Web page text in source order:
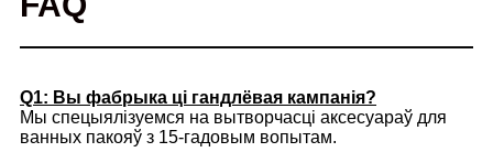
Q1: Вы фабрыка ці гандлёвая кампанія?
Мы спецыялізуемся на вытворчасці аксесуараў для
ванных пакояў з 15-гадовым вопытам.